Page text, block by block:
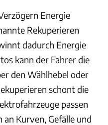
Energie
Rekuperieren
dadurch Energie
kann der Fahrer die
den Wählhebel oder
schont die
passen
Kurven, Gefälle und